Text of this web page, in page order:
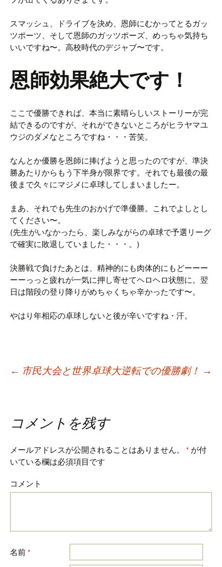
スマッシュ、ドライブを決め、恩師にむかってとるガッ
ツポーツ、そして恩師のガッツポーズ、めっちゃ気持ち
いいですね〜。高校時代のデジャブ〜です。
恩師効果絶大です！
ここで優勝できれば、本当に素晴らしいストーリーが完
結できるのですが、それができないところがヒラヤマユ
ウジのダメなところですね・・・苦笑。
なんとか優勝を恩師に捧げようと思ったのですが、準決
勝あたりからもう下半身が限界です。それでも最後の最
後まで久々にマジメに卓球してしまいましたー。
まあ、それでも先生のおかげで準優勝。これでよしとし
てください〜。
(先生がいなかったら、楽しみながらの卓球で予選リーグ
で確実に敗退していました・・・。)
決勝戦で負けたあとは、精神的にも肉体的にもどーーー
ーーっっと疲れが一気に押し寄せてヘロヘロ状態に。翌
日は階段の登り降りがめちゃくちゃ辛かったです〜。
やはり年相応の卓球しないと後が辛いですね・汗。
Post
← 市民大会と世界卓球大逆転での優勝劇！ →
コメントを残す
メールアドレスが公開されることはありません。 * が付
いている欄は必須項目です
コメント
名前 *